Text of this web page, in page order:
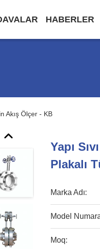
HABERLER
Akış Ölçer - KB
Yapı
Plakalı
Marka Adı:
Model
Moq: